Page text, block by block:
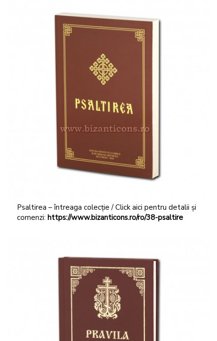
Psaltirea – întreaga colecție / Click aici pentru detalii și
comenzi: https://www.bizanticons.ro/ro/38-psaltire